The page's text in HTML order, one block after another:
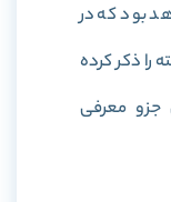
بود که در
را ذکر کرده
جزو معرفی